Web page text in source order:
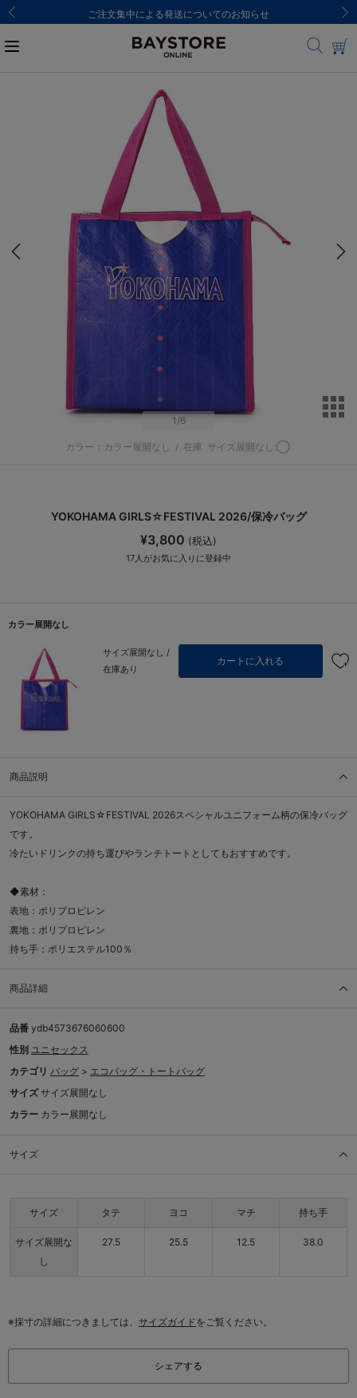
ご注文集中による発送についてのお知らせ
1 /6
カラー：カラー展開なし / 在庫 サイズ展開なし:◯
YOKOHAMA GIRLS☆FESTIVAL 2026/保冷バッグ
¥3,800 (税込)
17人がお気に入りに登録中
カラー展開なし
サイズ展開なし /
在庫あり
カートに入れる
商品説明
YOKOHAMA GIRLS☆FESTIVAL 2026スペシャルユニフォーム柄の保冷バッグ
です。
冷たいドリンクの持ち運びやランチトートとしてもおすすめです。
◆素材：
表地：ポリプロピレン
裏地：ポリプロピレン
持ち手：ポリエステル100％
商品詳細
品番 ydb4573676060600
性別 ユニセックス
カテゴリ バッグ > エコバッグ・トートバッグ
サイズ サイズ展開なし
カラー カラー展開なし
サイズ
サイズ タテ ヨコ マチ 持ち手
サイズ展開な
し
27.5 25.5 12.5 38.0
※採寸の詳細につきましては、 サイズガイドをご覧ください。
シェアする